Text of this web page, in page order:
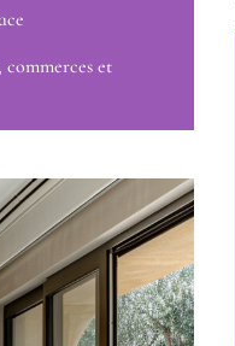
commerces et